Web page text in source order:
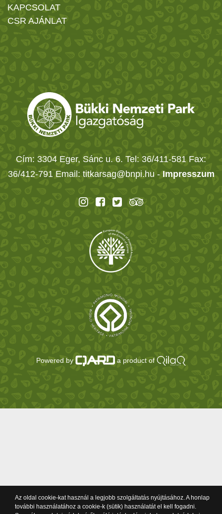
KAPCSOLAT
CSR AJÁNLAT
Cím: 3304 Eger, Sánc u. 6. Tel: 36/411-581 Fax:
36/412-791 Email: titkarsag@bnpi.hu - Impresszum
Powered by a product of
Az oldal cookie-kat használ a legjobb szolgáltatás nyújtásához. A honlap
további használatához a cookie-k (sütik) használatát el kell fogadni.